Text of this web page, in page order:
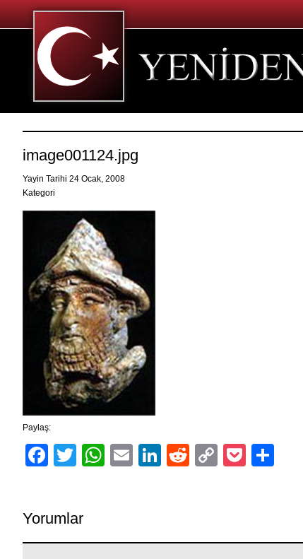
image001124.jpg
Yayin Tarihi 24 Ocak, 2008
Kategori
Paylaş:
Facebook
TwitterWhatsApp
EmailLinkedIn
RedditCopyPocket
Yorumlar